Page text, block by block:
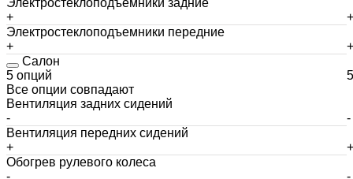
Электростеклоподъемники задние
+
+
Электростеклоподъемники передние
+
+
Салон
5 опций
Все опции совпадают
Вентиляция задних сидений
-
-
Вентиляция передних сидений
+
+
Обогрев рулевого колеса